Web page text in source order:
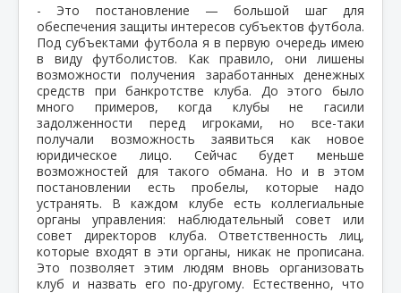
- Это постановление — большой шаг для
обеспечения защиты интересов субъектов футбола.
Под субъектами футбола я в первую очередь имею
в виду футболистов. Как правило, они лишены
возможности получения заработанных денежных
средств при банкротстве клуба. До этого было
много примеров, когда клубы не гасили
задолженности перед игроками, но все-таки
получали возможность заявиться как новое
юридическое лицо. Сейчас будет меньше
возможностей для такого обмана. Но и в этом
постановлении есть пробелы, которые надо
устранять. В каждом клубе есть коллегиальные
органы управления: наблюдательный совет или
совет директоров клуба. Ответственность лиц,
которые входят в эти органы, никак не прописана.
Это позволяет этим людям вновь организовать
клуб и назвать его по-другому. Естественно, что